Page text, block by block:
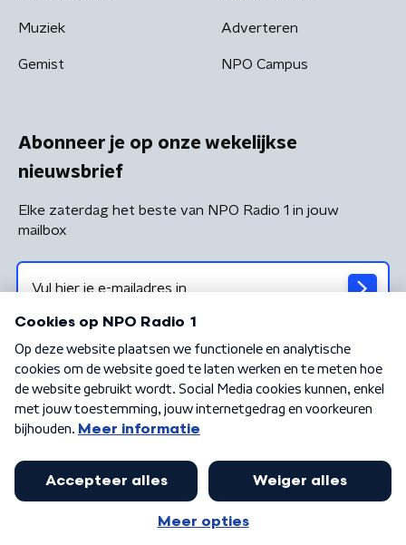
Muziek
Gemist
Adverteren
NPO Campus
Abonneer je op onze wekelijkse
nieuwsbrief
Elke zaterdag het beste van NPO Radio 1 in jouw
mailbox
Algemene voorwaarden